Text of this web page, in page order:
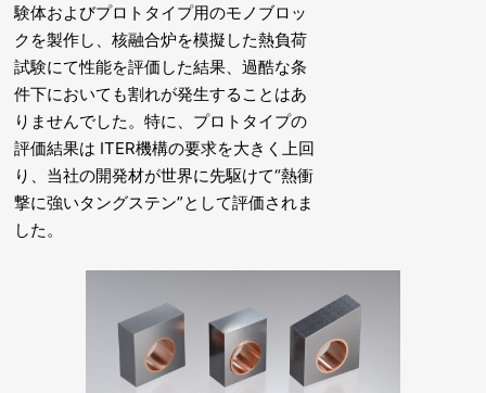
験体およびプロトタイプ用のモノブロッ
クを製作し、核融合炉を模擬した熱負荷
試験にて性能を評価した結果、過酷な条
件下においても割れが発生することはあ
りませんでした。特に、プロトタイプの
評価結果は ITER機構の要求を大きく上回
り、当社の開発材が世界に先駆けて“熱衝
撃に強いタングステン”として評価されま
した。